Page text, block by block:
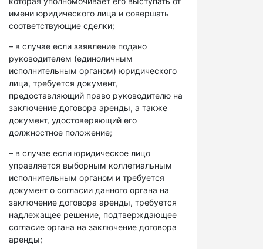
имени юридического лица и совершать
соответствующие сделки;
– в случае если заявление подано
руководителем (единоличным
исполнительным органом) юридического
лица, требуется документ,
предоставляющий право руководителю на
заключение договора аренды, а также
документ, удостоверяющий его
должностное положение;
– в случае если юридическое лицо
управляется выборным коллегиальным
исполнительным органом и требуется
документ о согласии данного органа на
заключение договора аренды, требуется
надлежащее решение, подтверждающее
согласие органа на заключение договора
аренды;